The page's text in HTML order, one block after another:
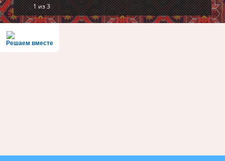
1 из 3
Решаем вместе